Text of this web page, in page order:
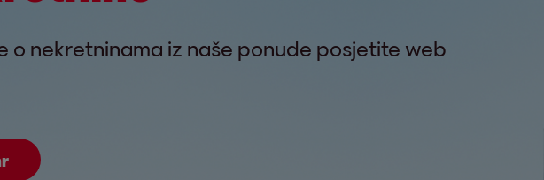
o nekretninama iz naše ponude posjetite web